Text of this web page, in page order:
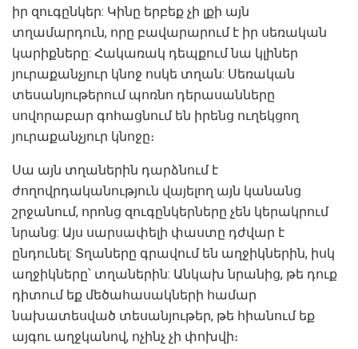
իր զուգընկեր: Կինը երբեք չի լքի այն
տղամարդուն, որը բավարարում է իր սեռական
կարիքները: Հակառակ դեպքում նա կլիներ
յուրաքանչյուր կնոջ ոսկե տղան: Սեռական
տեսանյութերում պոռնո դերասանները
սովորաբար գոհացնում են իրենց ուղեկցող
յուրաքանչյուր կնոջը։
Սա այն տղաներին դարձնում է
ժողովրդականություն վայելող այն կանանց
շրջանում, որոնց զուգընկերները չեն կերակրում
նրանց: Այս սարսափելի փաստը դժվար է
ընդունել: Տղաները գրավում են աղջիկներին, իսկ
աղջիկները՝ տղաներին: Անկախ նրանից, թե դուք
դիտում եք մեծահասակների համար
նախատեսված տեսանյութեր, թե հիանում եք
այգու աղջկանով, ոչինչ չի փոխվի։